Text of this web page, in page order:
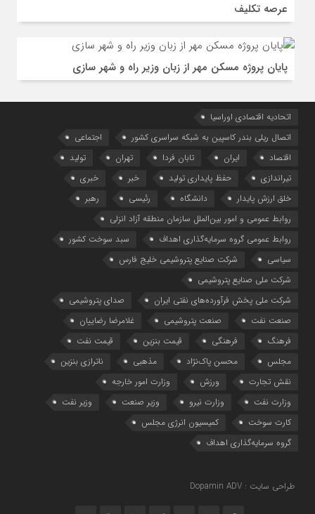
عرصه تکلیف
پایان پروژه مسکن مهر از زبان وزیر راه و شهر سازی
اتحادیه اقتصادی اوراسیا
اتصال ریلی بندر کاسپین به شبکه سراسری کشور
اجتماعی
اقتصاد
ایران تابان فردا تهران
تولید
تیراندازی
حفظ پایداری تولید خبر
خبری
خلق ارزش پایدار
دانشگاه رئیسی
رهبر
روابط عمومی و امور بین‌الملل سازمان منطقه آزاد انزلی
روابط عمومی گروه سرمایه‌گذاری اهداف
سبد سوخت کشور
سیاسی
شرکت صنایع پتروشیمی خلیج فارس
شرکت ملی صنایع پتروشیمی
شرکت ملی پخش فرآورده‌های نفتی ایران
صدای پتروشیمی
صنعت نفت
صنعت پتروشیمی
غلامرضا رضاییان
فرهنگ
فرهنگی قیمت بنزین
قیمت نفت
مجلس
محسن پاک‌نژاد مذهبی
ناترازی بنزین
نقش تجارت
ورزش
وزارت امور خارجه
وزارت نفت
وزارت نیرو وزیر صنعت
وزیر نفت
کارت سوخت
کمیسیون انرژی مجلس
گروه سرمایه‌‌گذاری اهداف
طراحی سایت : Dopamin ADV